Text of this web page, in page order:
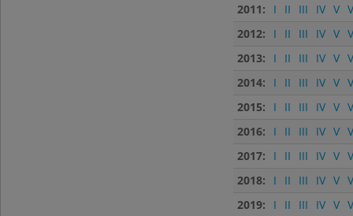
2011:
I II III IV V
2012:
I II III IV V
2013:
I II III IV V
2014:
I II III IV V
2015:
I II III IV V
2016:
I II III IV V
2017:
I II III IV V
2018:
I II III IV V
2019:
I II III IV V